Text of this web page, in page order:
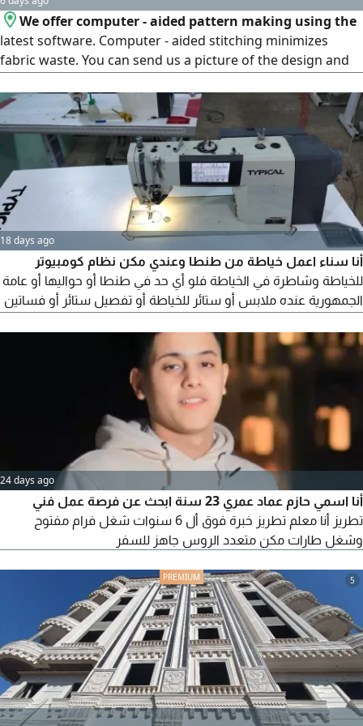
We offer computer - aided pattern making using the
latest software. Computer - aided stitching minimizes
fabric waste. You can send us a picture of the design and
18 days ago
أنا سناء اعمل خياطة من طنطا وعندي مكن نظام كومبيوتر
للخياطة وشاطرة في الخياطة فلو أي حد في طنطا أو حواليها أو عامة
الجمهورية عنده ملابس أو ستائر للخياطة أو تفصيل ستائر أو فساتين
أحسن جودة تفصيل وخياطة كلموني علي رقمي
24 days ago
أنا اسمي حازم عماد عمري 23 سنة ابحث عن فرصة عمل فني
تطريز أنا معلم تطريز خبرة فوق أل 6 سنوات شغل فرام مفتوح
وشغل طارات مكن متعدد الروس جاهز للسفر
5